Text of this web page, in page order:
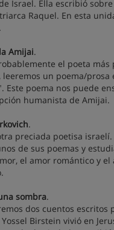
Israel. Ella escribió
Raquel. En esta
Amijai.
el poeta más
leeremos un poema/prosa
Este poema nos puede
humanista de Amijai.
.
preciada poetisa israelí.
de sus poemas y
el amor romántico y el
sombra.
dos cuentos escritos
Birstein vivió en